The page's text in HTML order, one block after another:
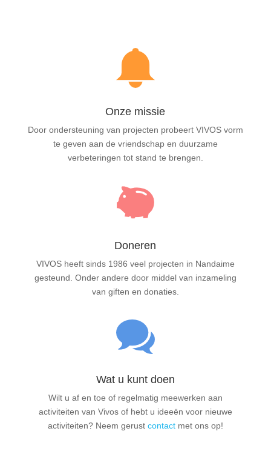
Onze missie
Door ondersteuning van projecten probeert VIVOS vorm
te geven aan de vriendschap en duurzame
verbeteringen tot stand te brengen.
Doneren
VIVOS heeft sinds 1986 veel projecten in Nandaime
gesteund. Onder andere door middel van inzameling
van giften en donaties.
Wat u kunt doen
Wilt u af en toe of regelmatig meewerken aan
activiteiten van Vivos of hebt u ideeën voor nieuwe
activiteiten? Neem gerust contactmet ons op!